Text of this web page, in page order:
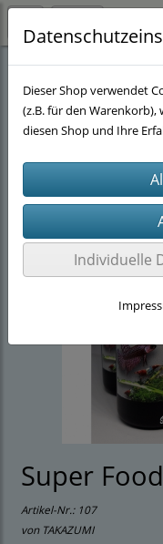
Stöwers-Garnelenstube
Super
Artikel-Nr.: 107
von TAKAZUMI
Dieser Shop verwendet
(z.B. für den
diesen Shop und Ihre
Individuelle